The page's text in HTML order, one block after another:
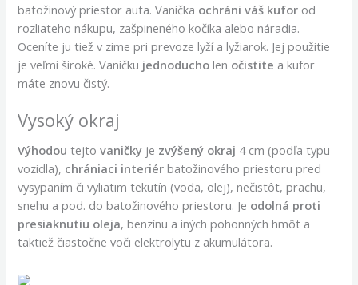
batožinový priestor auta. Vanička ochráni váš kufor od
rozliateho nákupu, zašpineného kočíka alebo náradia.
Oceníte ju tiež v zime pri prevoze lyží a lyžiarok. Jej použitie
je veľmi široké. Vaničku jednoducholen očistite a kufor
máte znovu čistý.
Vysoký okraj
Výhodou tejtovaničky je zvýšený okraj 4 cm (podľa typu
vozidla), chrániaci interiérbatožinového priestoru pred
vysypaním či vyliatim tekutín (voda, olej), nečistôt, prachu,
snehu a pod. do batožinového priestoru. Je odolná proti
presiaknutiu oleja, benzínu a iných pohonných hmôt a
taktiež čiastočne voči elektrolytu z akumulátora.